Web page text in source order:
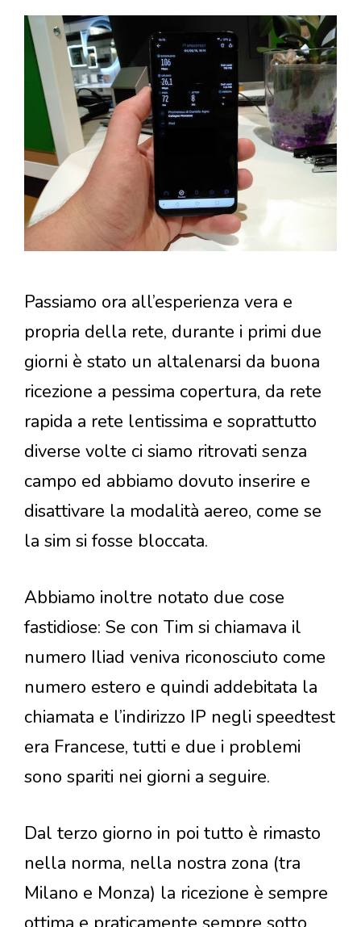
Passiamo ora all’esperienza vera e
propria della rete, durante i primi due
giorni è stato un altalenarsi da buona
ricezione a pessima copertura, da rete
rapida a rete lentissima e soprattutto
diverse volte ci siamo ritrovati senza
campo ed abbiamo dovuto inserire e
disattivare la modalità aereo, come se
la sim si fosse bloccata.
Abbiamo inoltre notato due cose
fastidiose: Se con Tim si chiamava il
numero Iliad veniva riconosciuto come
numero estero e quindi addebitata la
chiamata e l’indirizzo IP negli speedtest
era Francese, tutti e due i problemi
sono spariti nei giorni a seguire.
Dal terzo giorno in poi tutto è rimasto
nella norma, nella nostra zona (tra
Milano e Monza) la ricezione è sempre